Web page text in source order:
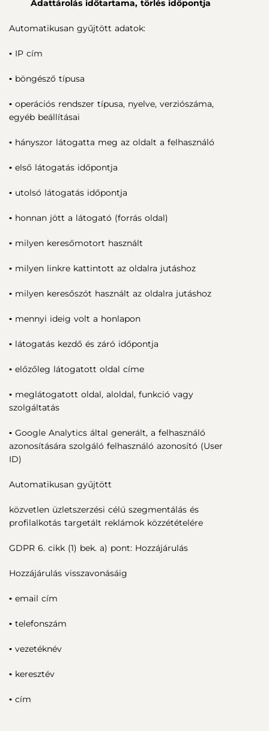
Adattárolás időtartama, törlés időpontja
Automatikusan gyűjtött adatok:
▪ IP cím
▪ böngésző típusa
▪ operációs rendszer típusa, nyelve, verziószáma,
egyéb beállításai
▪ hányszor látogatta meg az oldalt a felhasználó
▪ első látogatás időpontja
▪ utolsó látogatás időpontja
▪ honnan jött a látogató (forrás oldal)
▪ milyen keresőmotort használt
▪ milyen linkre kattintott az oldalra jutáshoz
▪ milyen keresőszót használt az oldalra jutáshoz
▪ mennyi ideig volt a honlapon
▪ látogatás kezdő és záró időpontja
▪ előzőleg látogatott oldal címe
▪ meglátogatott oldal, aloldal, funkció vagy
szolgáltatás
▪ Google Analytics által generált, a felhasználó
azonosítására szolgáló felhasználó azonosító (User
ID)
Automatikusan gyűjtött
közvetlen üzletszerzési célú szegmentálás és
profilalkotás targetált reklámok közzétételére
GDPR 6. cikk (1) bek. a) pont: Hozzájárulás
Hozzájárulás visszavonásáig
▪ email cím
▪ telefonszám
▪ vezetéknév
▪ keresztév
▪ cím